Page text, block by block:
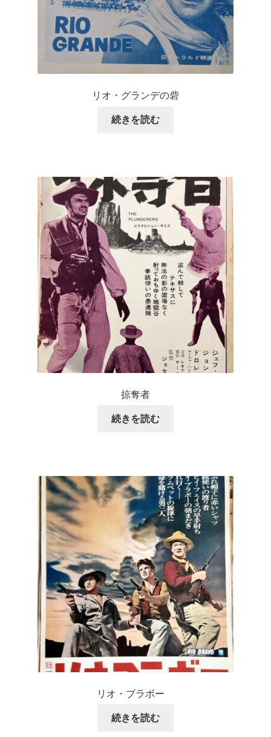
リオ・グランデの砦
続きを読む
掠奪者
続きを読む
リオ・ブラボー
続きを読む